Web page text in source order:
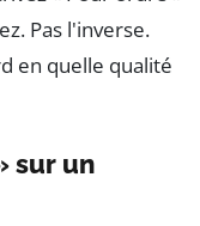
Pas l'inverse.
en quelle qualité
sur un